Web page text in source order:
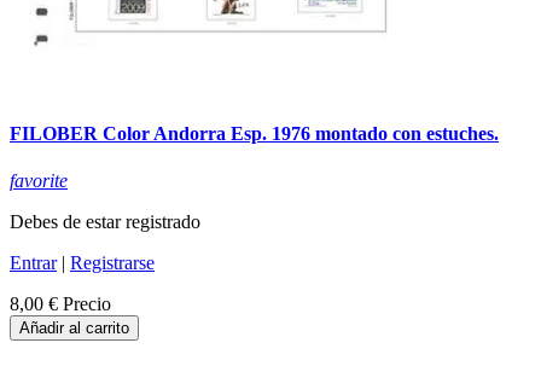
FILOBER Color Andorra Esp. 1976 montado con estuches.
favorite
Debes de estar registrado
Entrar| Registrarse
8,00 € Precio
Añadir al carrito